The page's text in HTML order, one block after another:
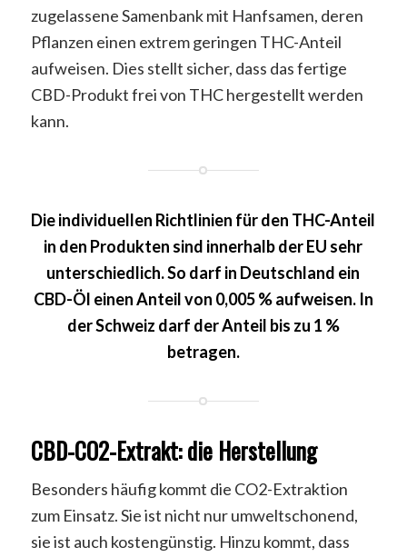
zugelassene Samenbank mit Hanfsamen, deren
Pflanzen einen extrem geringen THC-Anteil
aufweisen. Dies stellt sicher, dass das fertige
CBD-Produkt frei von THC hergestellt werden
kann.
Die individuellen Richtlinien für den THC-Anteil
in den Produkten sind innerhalb der EU sehr
unterschiedlich. So darf in Deutschland ein
CBD-Öl einen Anteil von 0,005 % aufweisen. In
der Schweiz darf der Anteil bis zu 1 %
betragen.
CBD-CO2-Extrakt: die Herstellung
Besonders häufig kommt die CO2-Extraktion
zum Einsatz. Sie ist nicht nur umweltschonend,
sie ist auch kostengünstig. Hinzu kommt, dass